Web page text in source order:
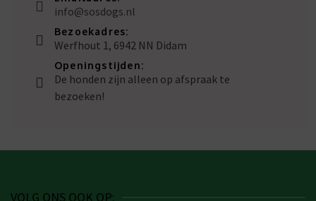
info@sosdogs.nl
Bezoekadres:
Werfhout 1, 6942 NN Didam
Openingstijden:
De honden zijn alleen op afspraak te
bezoeken!
VOLG ONS OOK OP: